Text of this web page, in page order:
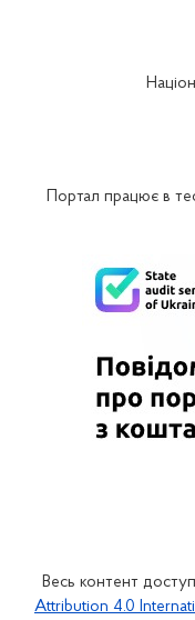
Портал працює в
Весь контент
Attribution 4.0